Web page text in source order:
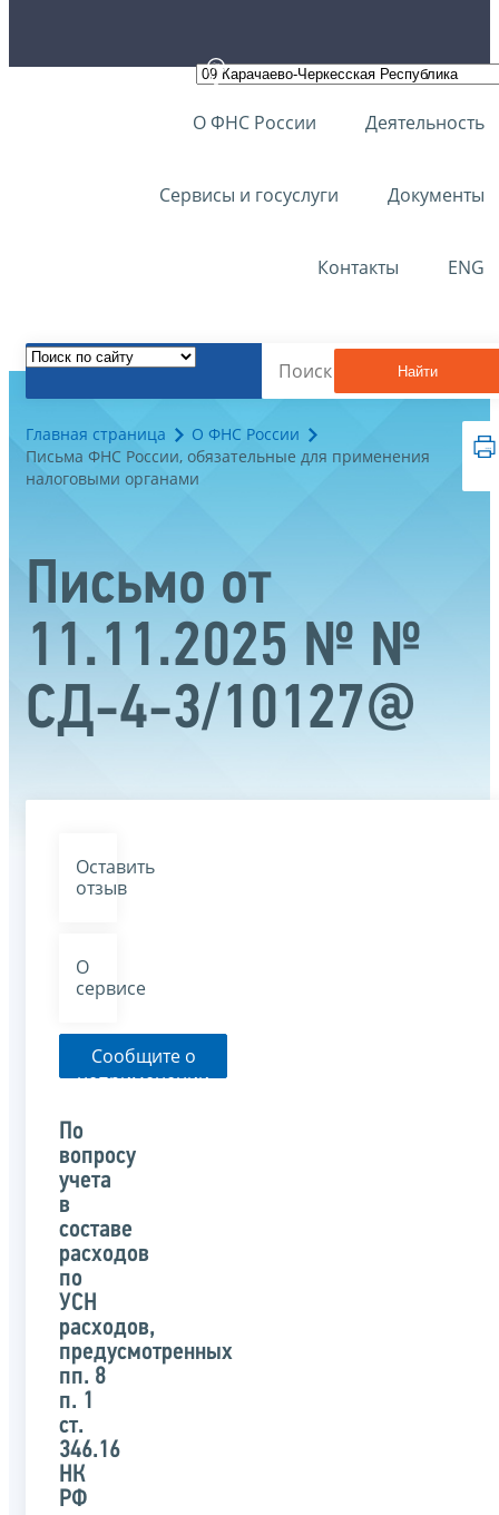
О ФНС России Деятельность
Сервисы и госуслуги Документы
Контакты ENG
Найти
Главная страница
О ФНС России
Письма ФНС России, обязательные для применения
налоговыми органами
Письмо от
11.11.2025 № №
СД-4-3/10127@
Оставить
отзыв
О
сервисе
Сообщите о
неприменении
указанного
По
вопросу
учета
в
составе
расходов
по
УСН
расходов,
предусмотренных
пп. 8
п. 1
ст.
346.16
НК
РФ